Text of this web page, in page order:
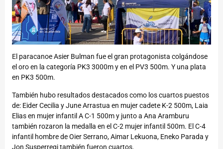
El paracanoe Asier Bulman fue el gran protagonista colgándose
el oro en la categoría PK3 3000m y en el PV3 500m. Y una plata
en PK3 500m.
También hubo resultados destacados como los cuartos puestos
de: Eider Cecilia y June Arrastua en mujer cadete K-2 500m, Laia
Elias en mujer infantil A C-1 500m y junto a Ana Aramburu
también rozaron la medalla en el C-2 mujer infantil 500m. El C-4
infantil hombre de Oier Serrano, Aimar Lekuona, Eneko Parada y
Jon Susperregi también fueron cuartos.